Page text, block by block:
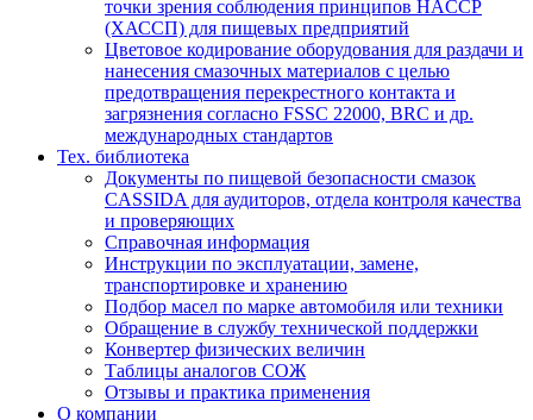
точки зрения соблюдения принципов HACCP
(ХАССП) для пищевых предприятий
Цветовое кодирование оборудования для раздачи и
нанесения смазочных материалов с целью
предотвращения перекрестного контакта и
загрязнения согласно FSSC 22000, BRC и др.
международных стандартов
Тех. библиотека
Документы по пищевой безопасности смазок
CASSIDA для аудиторов, отдела контроля качества
и проверяющих
Справочная информация
Инструкции по эксплуатации, замене,
транспортировке и хранению
Подбор масел по марке автомобиля или техники
Обращение в службу технической поддержки
Конвертер физических величин
Таблицы аналогов СОЖ
Отзывы и практика применения
О компании